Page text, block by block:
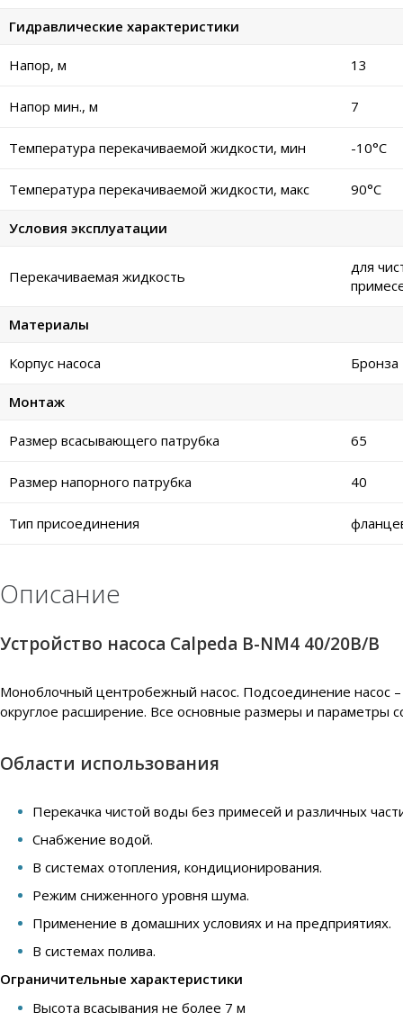
Гидравлические характеристики
Напор, м 13
Напор мин., м 7
Температура перекачиваемой жидкости, мин -10°C
Температура перекачиваемой жидкости, макс 90°C
Условия эксплуатации
Перекачиваемая жидкость
для
Материалы
Корпус насоса Бронза
Монтаж
Размер всасывающего патрубка 65
Размер напорного патрубка 40
Тип присоединения
Описание
Устройство насоса Calpeda B-NM4 40/20B/B
Моноблочный центробежный насос. Подсоединение насос
округлое расширение. Все основные размеры и параметры
Области использования
Перекачка чистой воды без примесей и различных
Снабжение водой.
В системах отопления, кондиционирования.
Режим сниженного уровня шума.
Применение в домашних условиях и на предприятиях.
В системах полива.
Ограничительные характеристики
Высота всасывания не более 7 м